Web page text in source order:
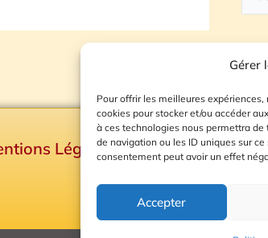
Gérer
Pour offrir les meilleures
cookies pour stocker et/ou accéder
à ces technologies nous permettra
de navigation ou les ID uniques sur
consentement peut avoir un effet
Accepter
Légales
Plan du site